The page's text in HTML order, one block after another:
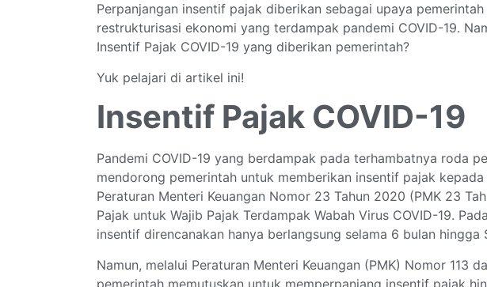
Perpanjangan insentif pajak diberikan sebagai upaya
restrukturisasi ekonomi yang terdampak pandemi COVID-19.
Insentif Pajak COVID-19 yang diberikan pemerintah?
Yuk pelajari di artikel ini!
Insentif Pajak COVID-19
Pandemi COVID-19 yang berdampak pada terhambatnya roda
mendorong pemerintah untuk memberikan insentif pajak
Peraturan Menteri Keuangan Nomor 23 Tahun 2020 (PMK 23
Pajak untuk Wajib Pajak Terdampak Wabah Virus COVID-19.
insentif direncanakan hanya berlangsung selama 6 bulan hingga
Namun, melalui Peraturan Menteri Keuangan (PMK) Nomor 113
pemerintah memutuskan untuk memperpanjang insentif pajak